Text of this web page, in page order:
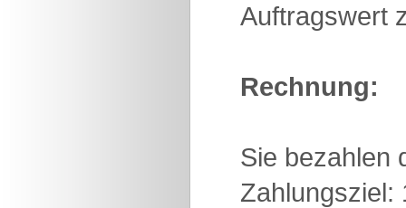
Auftragswert
Rechnung:
Sie bezahlen
Zahlungsziel: